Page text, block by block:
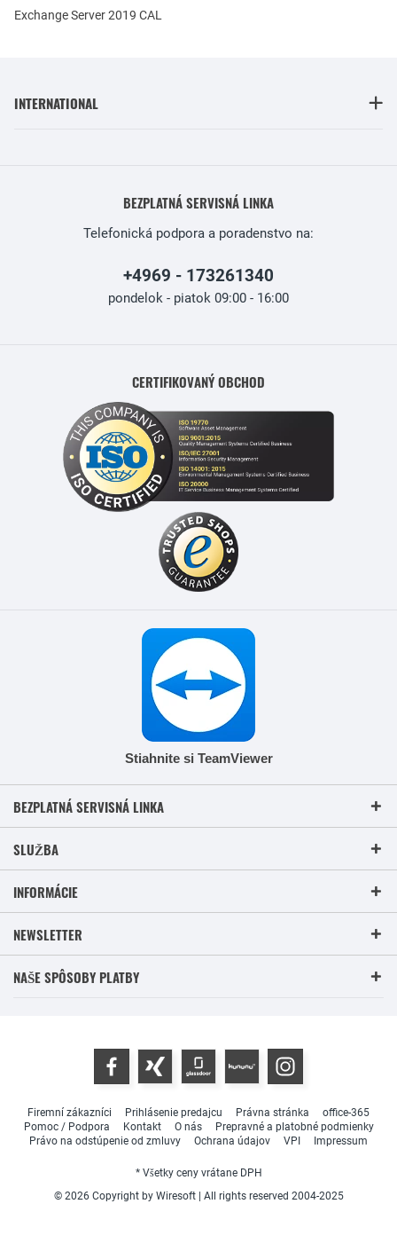
Exchange Server 2019 CAL
INTERNATIONAL
BEZPLATNÁ SERVISNÁ LINKA
Telefonická podpora a poradenstvo na:
+4969 - 173261340
pondelok - piatok 09:00 - 16:00
CERTIFIKOVANÝ OBCHOD
Stiahnite si TeamViewer
BEZPLATNÁ SERVISNÁ LINKA
SLUŽBA
INFORMÁCIE
NEWSLETTER
NAŠE SPÔSOBY PLATBY
Firemní zákazníci Prihlásenie predajcu Právna stránka
office-365
Pomoc / Podpora
Kontakt O nás
Prepravné a platobné podmienky
Právo na odstúpenie od zmluvy
Ochrana údajov VPI Impressum
* Všetky ceny vrátane DPH
© 2026 Copyright by Wiresoft | All rights reserved 2004-2025